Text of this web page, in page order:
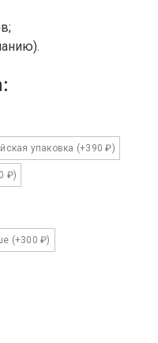
упаковка (+390 ₽)
₽)
(+300 ₽)